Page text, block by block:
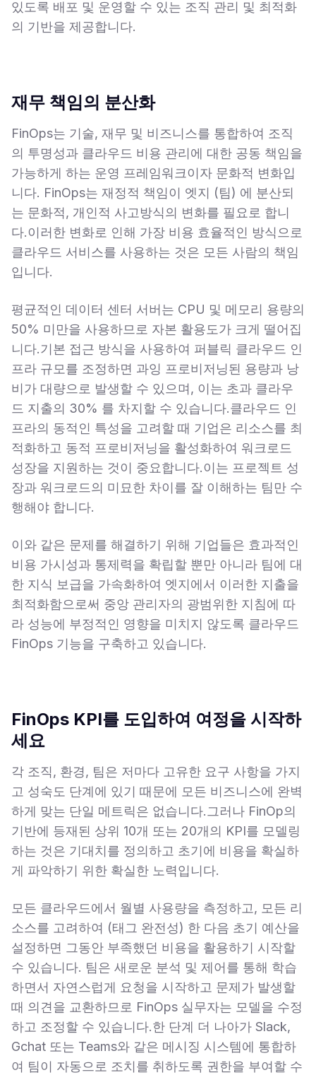
있도록 배포 및 운영할 수 있는 조직 관리 및 최적화
의 기반을 제공합니다.
재무 책임의 분산화
FinOps는 기술, 재무 및 비즈니스를 통합하여 조직
의 투명성과 클라우드 비용 관리에 대한 공동 책임을
가능하게 하는 운영 프레임워크이자 문화적 변화입
니다. FinOps는 재정적 책임이 엣지 (팀) 에 분산되
는 문화적, 개인적 사고방식의 변화를 필요로 합니
다.이러한 변화로 인해 가장 비용 효율적인 방식으로
클라우드 서비스를 사용하는 것은 모든 사람의 책임
입니다.
평균적인 데이터 센터 서버는 CPU 및 메모리 용량의
50% 미만을 사용하므로 자본 활용도가 크게 떨어집
니다.기본 접근 방식을 사용하여 퍼블릭 클라우드 인
프라 규모를 조정하면 과잉 프로비저닝된 용량과 낭
비가 대량으로 발생할 수 있으며, 이는 초과 클라우
드 지출의 30% 를 차지할 수 있습니다.클라우드 인
프라의 동적인 특성을 고려할 때 기업은 리소스를 최
적화하고 동적 프로비저닝을 활성화하여 워크로드
성장을 지원하는 것이 중요합니다.이는 프로젝트 성
장과 워크로드의 미묘한 차이를 잘 이해하는 팀만 수
행해야 합니다.
이와 같은 문제를 해결하기 위해 기업들은 효과적인
비용 가시성과 통제력을 확립할 뿐만 아니라 팀에 대
한 지식 보급을 가속화하여 엣지에서 이러한 지출을
최적화함으로써 중앙 관리자의 광범위한 지침에 따
라 성능에 부정적인 영향을 미치지 않도록 클라우드
FinOps 기능을 구축하고 있습니다.
FinOps KPI를 도입하여 여정을 시작하
세요
각 조직, 환경, 팀은 저마다 고유한 요구 사항을 가지
고 성숙도 단계에 있기 때문에 모든 비즈니스에 완벽
하게 맞는 단일 메트릭은 없습니다.그러나 FinOp의
기반에 등재된 상위 10개 또는 20개의 KPI를 모델링
하는 것은 기대치를 정의하고 초기에 비용을 확실하
게 파악하기 위한 확실한 노력입니다.
모든 클라우드에서 월별 사용량을 측정하고, 모든 리
소스를 고려하여 (태그 완전성) 한 다음 초기 예산을
설정하면 그동안 부족했던 비용을 활용하기 시작할
수 있습니다. 팀은 새로운 분석 및 제어를 통해 학습
하면서 자연스럽게 요청을 시작하고 문제가 발생할
때 의견을 교환하므로 FinOps 실무자는 모델을 수정
하고 조정할 수 있습니다.한 단계 더 나아가 Slack,
Gchat 또는 Teams와 같은 메시징 시스템에 통합하
여 팀이 자동으로 조치를 취하도록 권한을 부여할 수